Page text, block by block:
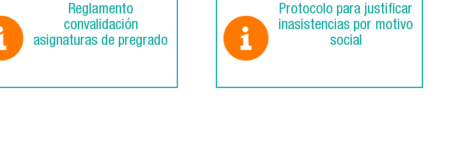
Reglamento
convalidación
asignaturas de pregrado
Protocolo para justificar
inasistencias por motivo
social